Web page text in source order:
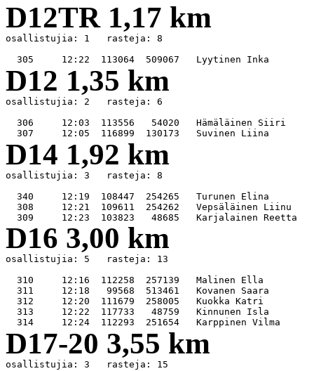
D12TR 1,17 km
osallistujia: 1   rasteja: 8
D12 1,35 km
osallistujia: 2   rasteja: 6
306     12:03  113556   54020
D14 1,92 km
osallistujia: 3   rasteja: 8
340     12:19  108447  254265
308     12:21  109611  254262
D16 3,00 km
osallistujia: 5   rasteja: 13
310     12:16  112258  257139
311     12:18   99568  513461
312     12:20  111679  258005
313     12:22  117733   48759
D17-20 3,55 km
osallistujia: 3   rasteja: 15